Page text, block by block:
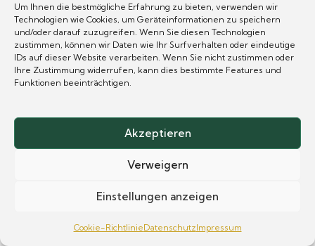
Um Ihnen die bestmögliche Erfahrung zu bieten, verwenden wir
Technologien wie Cookies, um Geräteinformationen zu speichern
und/oder darauf zuzugreifen. Wenn Sie diesen Technologien
zustimmen, können wir Daten wie Ihr Surfverhalten oder eindeutige
IDs auf dieser Website verarbeiten. Wenn Sie nicht zustimmen oder
Ihre Zustimmung widerrufen, kann dies bestimmte Features und
Funktionen beeinträchtigen.
Akzeptieren
Verweigern
Einstellungen anzeigen
Cookie-RichtlinieDatenschutzImpressum
können Sie direkt bei Facebook geltend machen. Wenn
Sie die Betroffenenrechte bei uns geltend machen,
sind wir verpflichtet, diese an Facebook weiterzuleiten.
Die Datenübertragung in die USA wird auf die
Standardvertragsklauseln der EU-Kommission
https://www.facebook.com/legal/EU_data_transfer_a
https://de-
de.facebook.com/help/566994660333381und
https://www.facebook.com/policy.php
Das Unternehmen verfügt über eine Zertifizierung
nach dem „EU-US Data Privacy Framework“ (DPF). Der
DPF ist ein Übereinkommen zwischen der Europäischen
Union und den USA, der die Einhaltung europäischer